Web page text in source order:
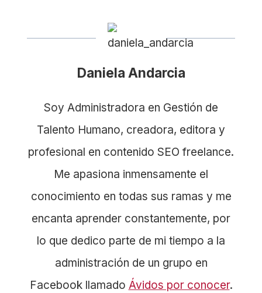
Daniela Andarcia
Soy Administradora en Gestión de
Talento Humano, creadora, editora y
profesional en contenido SEO freelance.
Me apasiona inmensamente el
conocimiento en todas sus ramas y me
encanta aprender constantemente, por
lo que dedico parte de mi tiempo a la
administración de un grupo en
Facebook llamado Ávidos por conocer.